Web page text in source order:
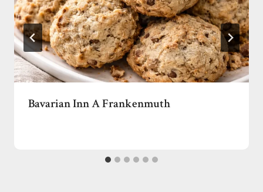
Bavarian Inn A Frankenmuth